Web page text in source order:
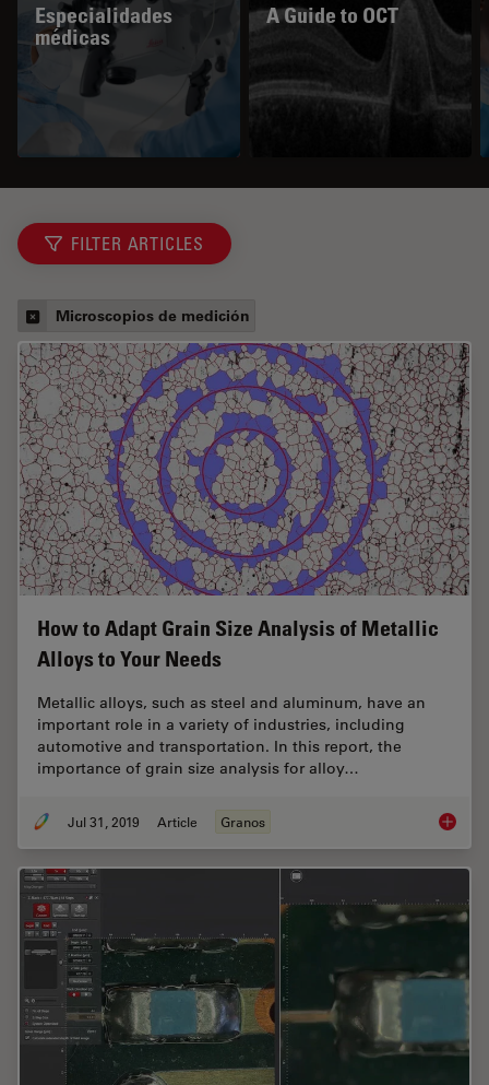
Especialidades
médicas
A Guide to OCT
FILTER ARTICLES
Microscopios de medición
How to Adapt Grain Size Analysis of Metallic
Alloys to Your Needs
Metallic alloys, such as steel and aluminum, have an
important role in a variety of industries, including
automotive and transportation. In this report, the
importance of grain size analysis for alloy…
Jul 31, 2019 Article Granos How to